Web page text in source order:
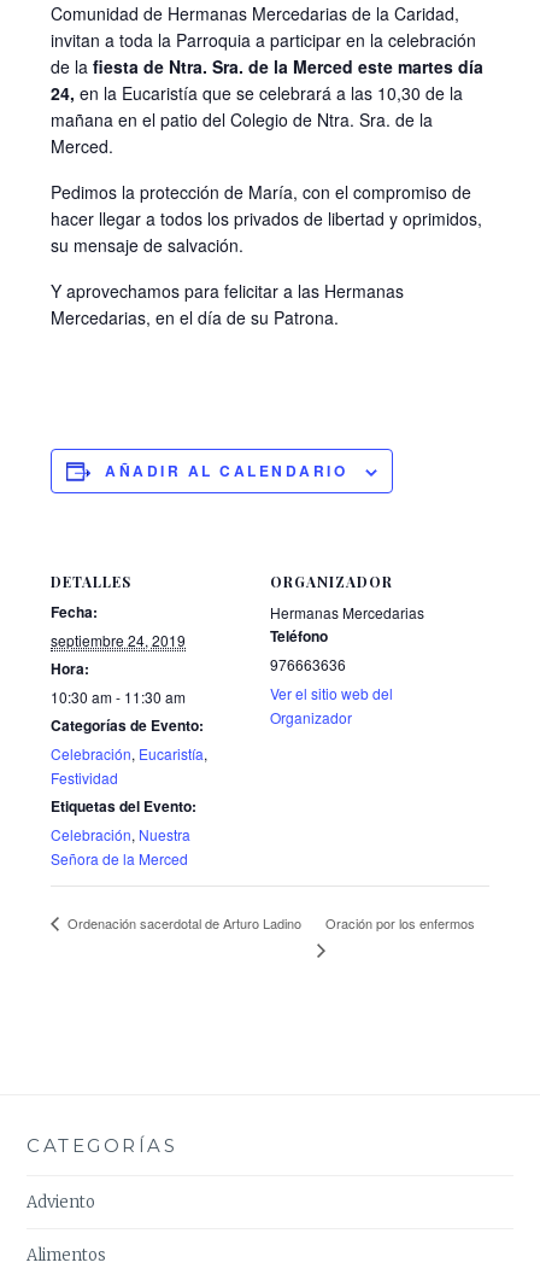
Comunidad de Hermanas Mercedarias de la Caridad,
invitan a toda la Parroquia a participar en la celebración
de lafiesta de Ntra. Sra. de la Merced este martes día
24,en la Eucaristía que se celebrará a las 10,30 de la
mañana en el patio del Colegio de Ntra. Sra. de la
Merced.
Pedimos la protección de María, con el compromiso de
hacer llegar a todos los privados de libertad y oprimidos,
su mensaje de salvación.
Y aprovechamos para felicitar a las Hermanas
Mercedarias, en el día de su Patrona.
AÑADIR AL CALENDARIO
DETALLES
Fecha:
septiembre 24, 2019
Hora:
10:30 am - 11:30 am
Categorías de Evento:
Celebración, Eucaristía,
Festividad
Etiquetas del Evento:
Celebración, Nuestra
Señora de la Merced
ORGANIZADOR
Hermanas Mercedarias
Teléfono
976663636
Ver el sitio web del
Organizador
Ordenación sacerdotal de Arturo Ladino Oración por los enfermos
CATEGORÍAS
Adviento
Alimentos